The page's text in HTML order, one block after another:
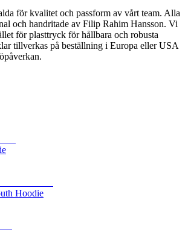
för kvalitet och passform av vårt team. Alla
och handritade av Filip Rahim Hansson. Vi
för plasttryck för hållbara och robusta
tillverkas på beställning i Europa eller USA
Hoodie